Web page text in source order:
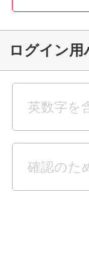
ログイン用